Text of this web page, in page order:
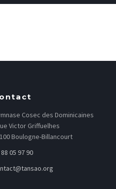
Cosec des Dominicaines
Victor Griffuelhes
Boulogne-Billancourt
05 97 90